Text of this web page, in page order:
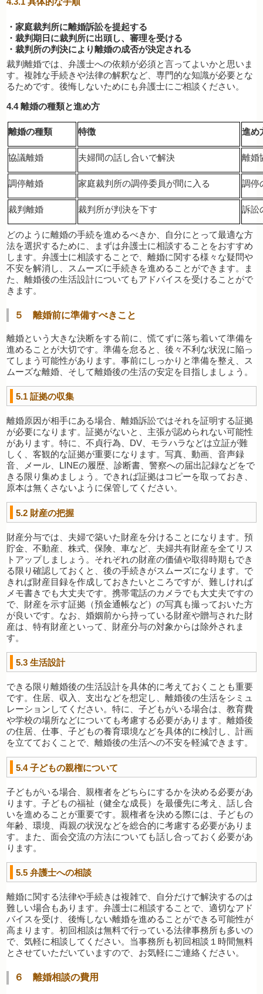
・家庭裁判所に離婚訴訟を提起する
・裁判期日に裁判所に出頭し、審理を受ける
・裁判所の判決により離婚の成否が決定される
裁判離婚では、弁護士への依頼が必須と言ってよいかと思いま
す。複雑な手続きや法律の解釈など、専門的な知識が必要とな
るためです。後悔しないためにも弁護士にご相談ください。
4.4離婚の種類と進め方
離婚の種類 特徴 進め
協議離婚 夫婦間の話し合いで解決 離婚
調停離婚 家庭裁判所の調停委員が間に入る 調停
裁判離婚 裁判所が判決を下す 訴訟
どのように離婚の手続を進めるべきか、自分にとって最適な方
法を選択するために、まずは弁護士に相談することをおすすめ
します。弁護士に相談することで、離婚に関する様々な疑問や
不安を解消し、スムーズに手続きを進めることができます。ま
た、離婚後の生活設計についてもアドバイスを受けることがで
きます。
５ 離婚前に準備すべきこと
離婚という大きな決断をする前に、慌てずに落ち着いて準備を
進めることが大切です。準備を怠ると、後々不利な状況に陥っ
てしまう可能性があります。事前にしっかりと準備を整え、ス
ムーズな離婚、そして離婚後の生活の安定を目指しましょう。
5.1証拠の収集
離婚原因が相手にある場合、離婚訴訟ではそれを証明する証拠
が必要になります。証拠がないと、主張が認められない可能性
があります。特に、不貞行為、DV、モラハラなどは立証が難
しく、客観的な証拠が重要になります。写真、動画、音声録
音、メール、LINEの履歴、診断書、警察への届出記録などをで
きる限り集めましょう。できれば証拠はコピーを取っておき、
原本は無くさないように保管してください。
5.2 財産の把握
財産分与では、夫婦で築いた財産を分けることになります。預
貯金、不動産、株式、保険、車など、夫婦共有財産を全てリス
トアップしましょう。それぞれの財産の価値や取得時期もでき
る限り確認しておくと、後の手続きがスムーズになります。で
きれば財産目録を作成しておきたいところですが、難しければ
メモ書きでも大丈夫です。携帯電話のカメラでも大丈夫ですの
で、財産を示す証拠（預金通帳など）の写真も撮っておいた方
が良いです。なお、婚姻前から持っている財産や贈与された財
産は、特有財産といって、財産分与の対象からは除外されま
す。
5.3生活設計
できる限り離婚後の生活設計を具体的に考えておくことも重要
です。住居、収入、支出などを想定し、離婚後の生活をシミュ
レーションしてください。特に、子どもがいる場合は、教育費
や学校の場所などについても考慮する必要があります。離婚後
の住居、仕事、子どもの養育環境などを具体的に検討し、計画
を立てておくことで、離婚後の生活への不安を軽減できます。
5.4子どもの親権について
子どもがいる場合、親権者をどちらにするかを決める必要があ
ります。子どもの福祉（健全な成長）を最優先に考え、話し合
いを進めることが重要です。親権者を決める際には、子どもの
年齢、環境、両親の状況などを総合的に考慮する必要がありま
す。また、面会交流の方法についても話し合っておく必要があ
ります。
5.5弁護士への相談
離婚に関する法律や手続きは複雑で、自分だけで解決するのは
難しい場合もあります。弁護士に相談することで、適切なアド
バイスを受け、後悔しない離婚を進めることができる可能性が
高まります。初回相談は無料で行っている法律事務所も多いの
で、気軽に相談してください。当事務所も初回相談１時間無料
とさせていただいていますので、お気軽にご連絡ください。
６ 離婚相談の費用